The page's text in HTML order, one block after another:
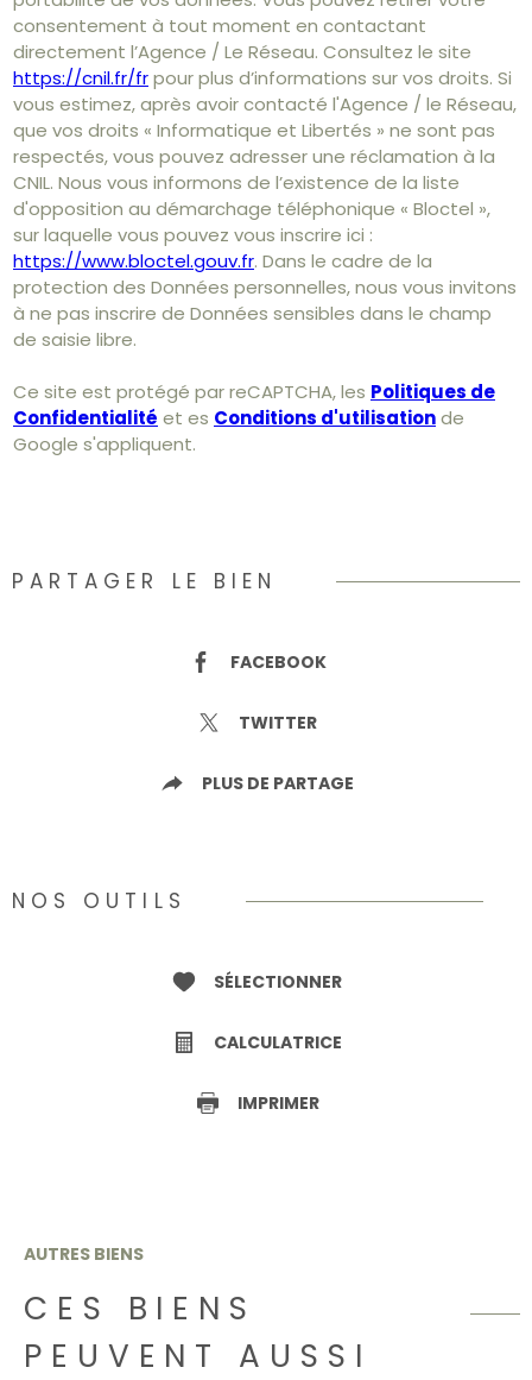
consentement à tout moment en contactant
directement l’Agence / Le Réseau. Consultez le site
https://cnil.fr/frpour plus d’informations sur vos droits. Si
vous estimez, après avoir contacté l'Agence / le Réseau,
que vos droits « Informatique et Libertés » ne sont pas
respectés, vous pouvez adresser une réclamation à la
CNIL. Nous vous informons de l’existence de la liste
d'opposition au démarchage téléphonique « Bloctel »,
sur laquelle vous pouvez vous inscrire ici :
https://www.bloctel.gouv.fr. Dans le cadre de la
protection des Données personnelles, nous vous invitons
à ne pas inscrire de Données sensibles dans le champ
de saisie libre.
Ce site est protégé par reCAPTCHA, les Politiques de
Confidentialité et es Conditions d'utilisationde
Google s'appliquent.
PARTAGER LE BIEN
FACEBOOK
TWITTER
PLUS DE PARTAGE
NOS OUTILS
SÉLECTIONNER
CALCULATRICE
IMPRIMER
AUTRES BIENS
CES BIENS
PEUVENT AUSSI